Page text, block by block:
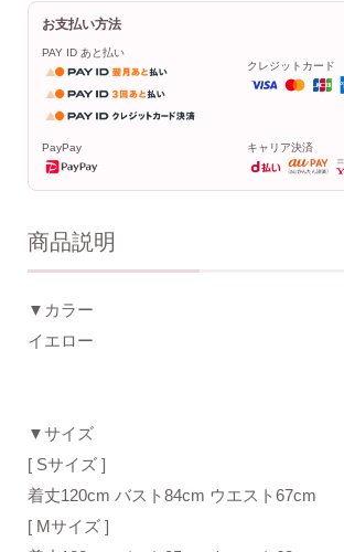
お支払い方法
PAY ID あと払い
クレジットカード
PayPay キャリア決済
商品説明
▼カラー
イエロー
▼サイズ
[ Sサイズ ]
着丈120cm バスト84cm ウエスト67cm
[ Mサイズ ]